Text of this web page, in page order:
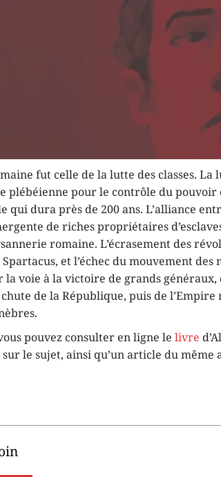
fut celle de la lutte des classes. La
plébéienne pour le contrôle du pouvoir
qui dura près de 200 ans. L’alliance
de riches propriétaires
romaine. L’écrasement des
et l’échec du mouvement des
voie à la victoire de grands généraux,
de la République, puis de l’Empire
pouvez consulter en ligne lelivre
le sujet, ainsi qu’un article du même